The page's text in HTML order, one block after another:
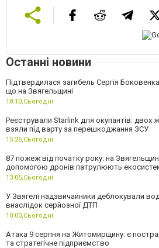
Останні новини
Підтвердилася загибель Сергія
що на Звягельщині
18:10, Сьогодні
Реєстрували Starlink для окупантів: двох
взяли під варту за перешкоджання ЗСУ
15:26, Сьогодні
87 пожеж від початку року: на
допомогою дронів патрулюють
13:05, Сьогодні
У Звягелі надзвичайники деблокували
внаслідок серйозної ДТП
10:00, Сьогодні
Атака 9 серпня на Житомирщину: є
та стратегічне підприємство